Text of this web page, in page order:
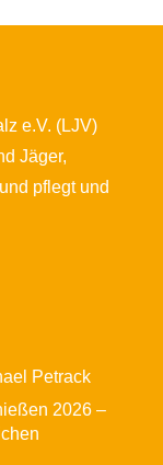
e.V. (LJV)
Jäger,
pflegt und
Petrack
2026 –